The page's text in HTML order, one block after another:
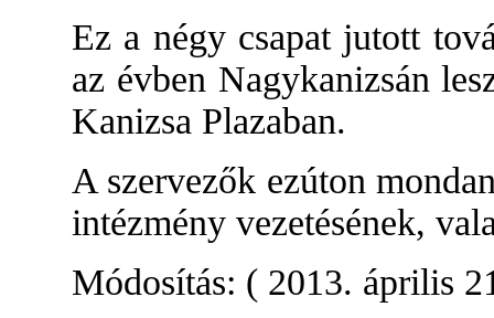
Ez a négy csapat jutott
az évben Nagykanizsán
Kanizsa Plazaban.
A szervezők ezúton
intézmény vezetésének,
Módosítás: ( 2013. április